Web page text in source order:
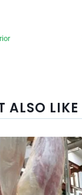
ALSO LIKE